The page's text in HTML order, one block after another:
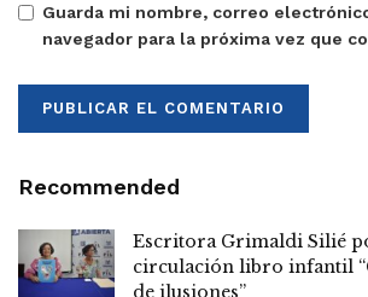
Guarda mi nombre, correo
navegador para la próxima vez que
Recommended
Escritora Grimaldi Silié
circulación libro infantil
de ilusiones”